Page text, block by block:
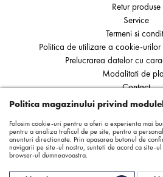
Retur produse
Service
Termeni si
Politica de utilizare a cookie-urilor
Prelucrarea datelor cu
Modalitati de
Contact
ANPC
Politica magazinului privind
Folosim cookie-uri pentru a oferi o experienta mai
pentru a analiza traficul de pe site, pentru a
anunturi directionate. Prin apasarea butonul de
navigarii pe site-ul nostru, sunteti de acord ca site-
browser-ul dumneavoastra.